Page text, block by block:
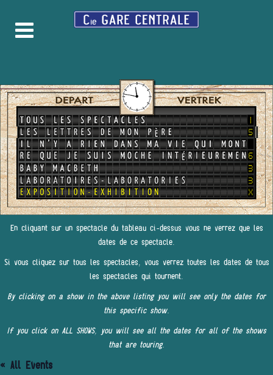
En cliquant sur un spectacle du tableau ci-dessus vous ne verrez que les
dates de ce spectacle.
Si vous cliquez sur tous les spectacles, vous verrez toutes les dates de tous
les spectacles qui tournent.
By clicking on a show in the above listing you will see only the dates for
this specific show.
If you click on ALL SHOWS, you will see all the dates for all of the shows
that are touring.
« All Events